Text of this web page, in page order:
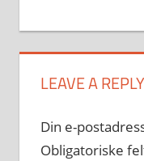
LEAVE A REPLY
Din e-
Obligatoriske